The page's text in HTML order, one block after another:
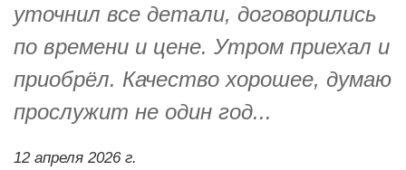
уточнил все детали, договорились
по времени и цене. Утром приехал и
приобрёл. Качество хорошее, думаю
прослужит не один год...
12 апреля 2026 г.